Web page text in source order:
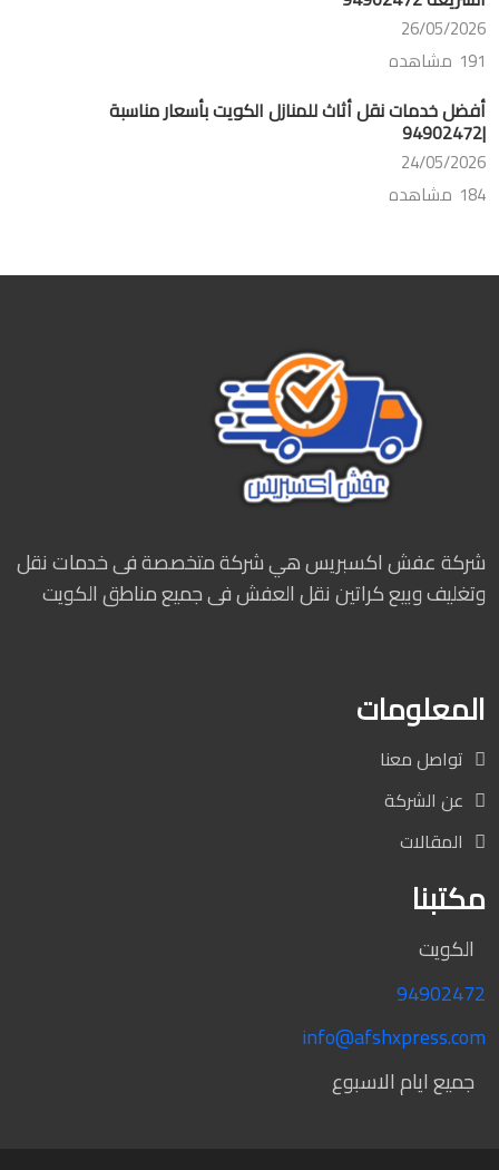
26/05/2026
191 مشاهده
أفضل خدمات نقل أثاث للمنازل الكويت بأسعار مناسبة
|94902472
24/05/2026
184 مشاهده
شركة عفش اكسبريس هي شركة متخصصة فى خدمات نقل
وتغليف وبيع كراتين نقل العفش فى جميع مناطق الكويت
المعلومات
تواصل معنا
عن الشركة
المقالات
مكتبنا
الكويت
94902472
info@afshxpress.com
جميع ايام الاسبوع